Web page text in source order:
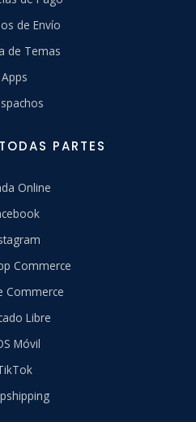
de Envío
de Temas
Apps
PARTES
Online
Commerce
Commerce
Libre
Móvil